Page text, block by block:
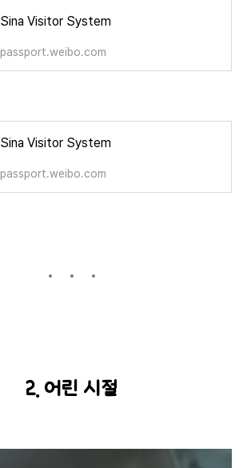
Sina Visitor System
passport.weibo.com
Sina Visitor System
passport.weibo.com
2. 어린 시절